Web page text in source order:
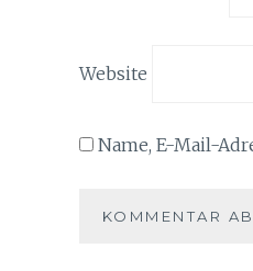
Website
Name, E-Mail-